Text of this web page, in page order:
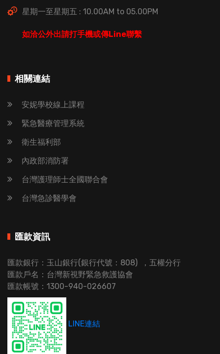
星期一至星期五 : 10.00AM to 05.00PM
如洽公外出請打手機或傳Line聯繫
相關連結
安妮學校線上課程
緊急醫療管理系統
衛生福利部
內政部消防署
台灣護理師士全國聯合會
台灣急診醫學會
匯款資訊
匯款銀行：玉山銀行(銀行代號：808) ，五權分行
匯款戶名：台灣新視野緊急救護協會
匯款帳號：1300-940-026607
LINE連結